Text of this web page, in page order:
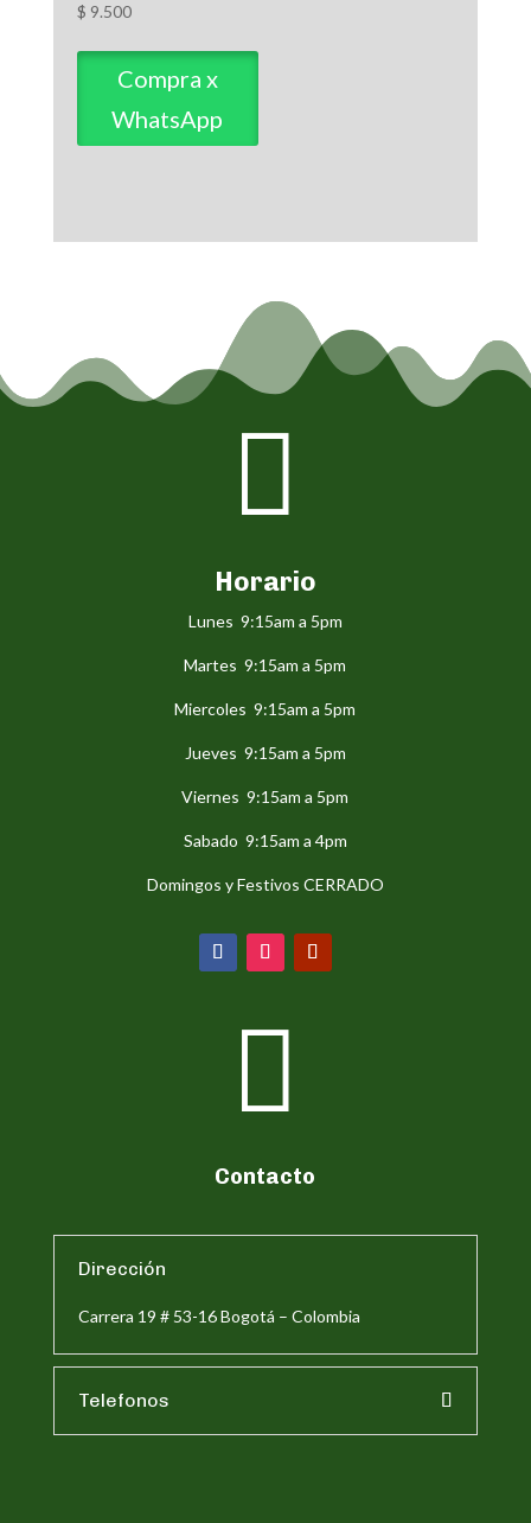
$ 9.500
Compra x
WhatsApp

Horario
Lunes 9:15am a 5pm
Martes 9:15am a 5pm
Miercoles 9:15am a 5pm
Jueves 9:15am a 5pm
Viernes 9:15am a 5pm
Sabado 9:15am a 4pm
Domingos y Festivos CERRADO

Contacto
Dirección
Carrera 19 # 53-16 Bogotá – Colombia
Telefonos